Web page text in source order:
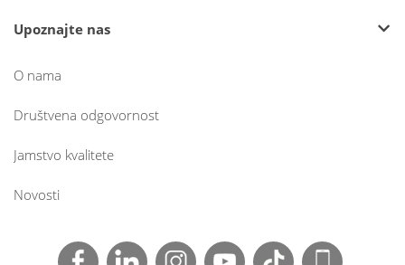
Upoznajte nas
O nama
Društvena odgovornost
Jamstvo kvalitete
Novosti